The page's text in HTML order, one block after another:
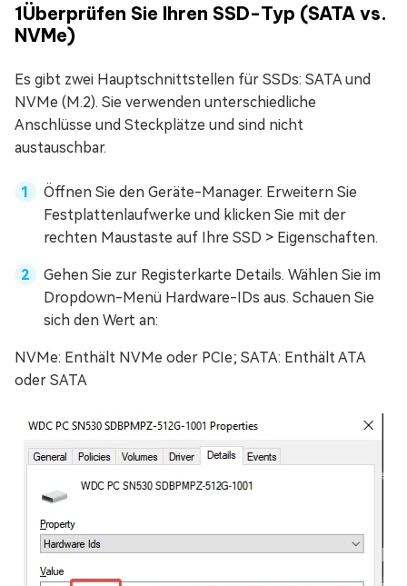
1Überprüfen Sie Ihren SSD-Typ (SATA vs.
NVMe)
Es gibt zwei Hauptschnittstellen für SSDs: SATA und
NVMe (M.2). Sie verwenden unterschiedliche
Anschlüsse und Steckplätze und sind nicht
austauschbar.
Öffnen Sie den Geräte-Manager. Erweitern Sie
Festplattenlaufwerke und klicken Sie mit der
rechten Maustaste auf Ihre SSD > Eigenschaften.
Gehen Sie zur Registerkarte Details. Wählen Sie im
Dropdown-Menü Hardware-IDs aus. Schauen Sie
sich den Wert an:
NVMe: Enthält NVMe oder PCIe; SATA: Enthält ATA
oder SATA